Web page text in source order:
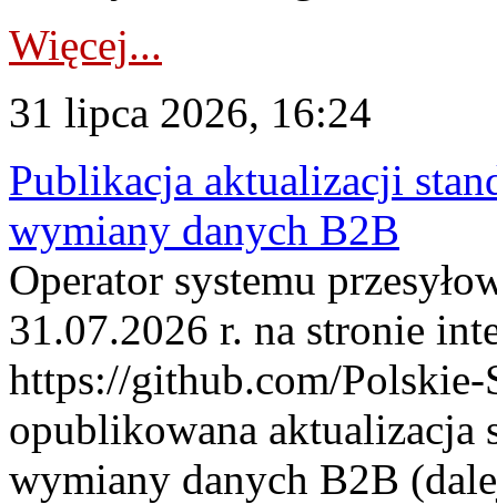
Więcej...
31 lipca 2026, 16:24
Publikacja aktualizacji
wymiany danych B2B
Operator systemu
31.07.2026 r. na stronie
https://github.com/Polskie-
opublikowana aktualizacja
wymiany danych B2B